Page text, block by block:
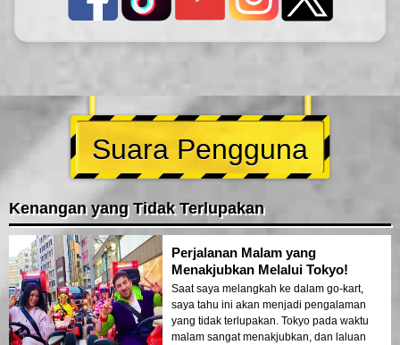
Suara Pengguna
Kenangan yang Tidak Terlupakan
Perjalanan Malam yang
Menakjubkan Melalui Tokyo!
Saat saya melangkah ke dalam go-kart,
saya tahu ini akan menjadi pengalaman
yang tidak terlupakan. Tokyo pada waktu
malam sangat menakjubkan, dan laluan